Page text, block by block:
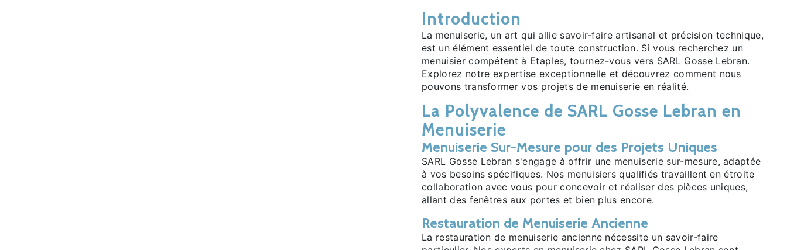
Introduction
La menuiserie, un art qui allie savoir-faire artisanal et précision technique,
est un élément essentiel de toute construction. Si vous recherchez un
menuisier compétent à Etaples, tournez-vous vers SARL Gosse Lebran.
Explorez notre expertise exceptionnelle et découvrez comment nous
pouvons transformer vos projets de menuiserie en réalité.
La Polyvalence de SARL Gosse Lebran en
Menuiserie
Menuiserie Sur-Mesure pour des Projets Uniques
SARL Gosse Lebran s'engage à offrir une menuiserie sur-mesure, adaptée
à vos besoins spécifiques. Nos menuisiers qualifiés travaillent en étroite
collaboration avec vous pour concevoir et réaliser des pièces uniques,
allant des fenêtres aux portes et bien plus encore.
Restauration de Menuiserie Ancienne
La restauration de menuiserie ancienne nécessite un savoir-faire